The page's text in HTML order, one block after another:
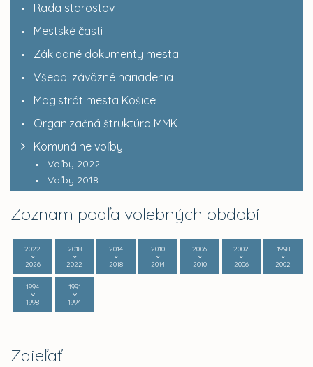
Rada starostov
Mestské časti
Základné dokumenty mesta
Všeob. záväzné nariadenia
Magistrát mesta Košice
Organizačná štruktúra MMK
Komunálne voľby
Voľby 2022
Voľby 2018
Zoznam podľa volebných období
2022
2026
2018
2022
2014
2018
2010
2014
2006
2010
2002
2006
1998
2002
1994
1998
1991
1994
Zdieľať